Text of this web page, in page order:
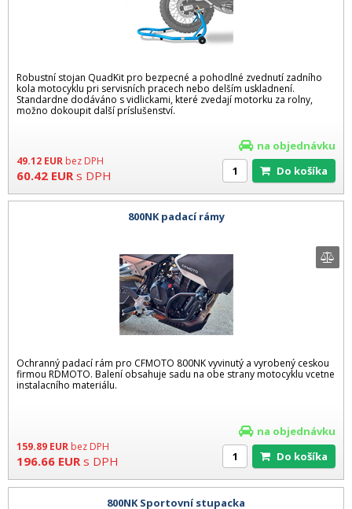
Robustní stojan QuadKit pro bezpecné a pohodlné zvednutí zadního
kola motocyklu pri servisních pracech nebo delším uskladnení.
Standardne dodáváno s vidlickami, které zvedají motorku za rolny,
možno dokoupit další príslušenství.
49.12 EUR bez DPH
60.42 EUR s DPH
na objednávku
Do košíka
800NK padací rámy
Ochranný padací rám pro CFMOTO 800NK vyvinutý a vyrobený ceskou
firmou RDMOTO. Balení obsahuje sadu na obe strany motocyklu vcetne
instalacního materiálu.
159.89 EUR bez DPH
196.66 EUR s DPH
na objednávku
Do košíka
800NK Sportovní stupacka